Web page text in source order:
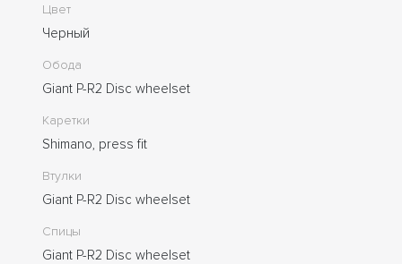
Цвет
Черный
Обода
Giant P-R2 Disc wheelset
Каретки
Shimano, press fit
Втулки
Giant P-R2 Disc wheelset
Спицы
Giant P-R2 Disc wheelset